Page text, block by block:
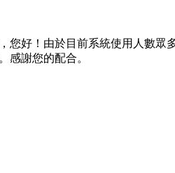
您好！由於目前系統使用人數眾
感謝您的配合。